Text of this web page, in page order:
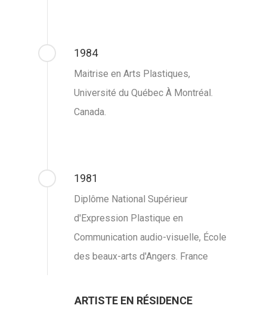
1984
Maitrise en Arts Plastiques,
Université du Québec À Montréal.
Canada.
1981
Diplôme National Supérieur
d'Expression Plastique en
Communication audio-visuelle, École
des beaux-arts d'Angers. France
ARTISTE EN RÉSIDENCE